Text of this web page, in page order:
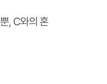
, C와의 혼